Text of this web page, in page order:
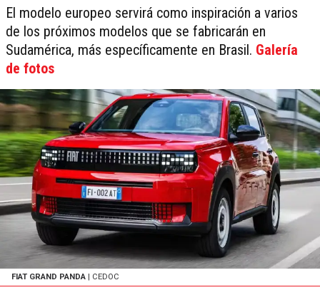
El modelo europeo servirá como inspiración a varios
de los próximos modelos que se fabricarán en
Sudamérica, más específicamente en Brasil. Galería
de fotos
FIAT GRAND PANDA | CEDOC